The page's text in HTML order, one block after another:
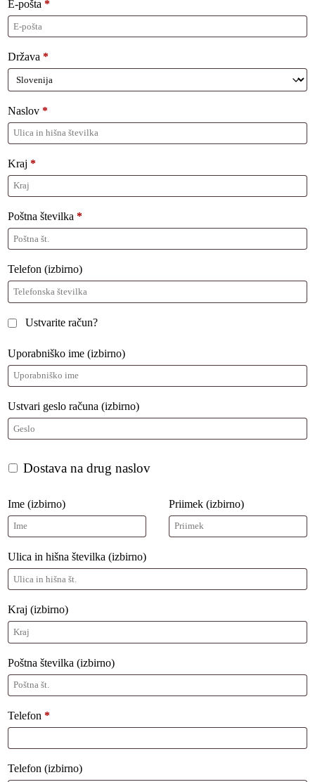
E-pošta *
Država *
Naslov *
Kraj *
Poštna številka *
Telefon (izbirno)
Ustvarite račun?
Uporabniško ime (izbirno)
Ustvari geslo računa (izbirno)
Dostava na drug naslov
Ime (izbirno) Priimek (izbirno)
Ulica in hišna številka (izbirno)
Kraj (izbirno)
Poštna številka (izbirno)
Telefon *
Telefon (izbirno)